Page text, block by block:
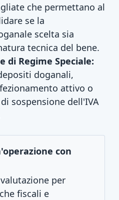
che permettano al
se la
scelta sia
tecnica del bene.
di Regime Speciale:
doganali,
attivo o
sospensione dell'IVA
con
per
fiscali e